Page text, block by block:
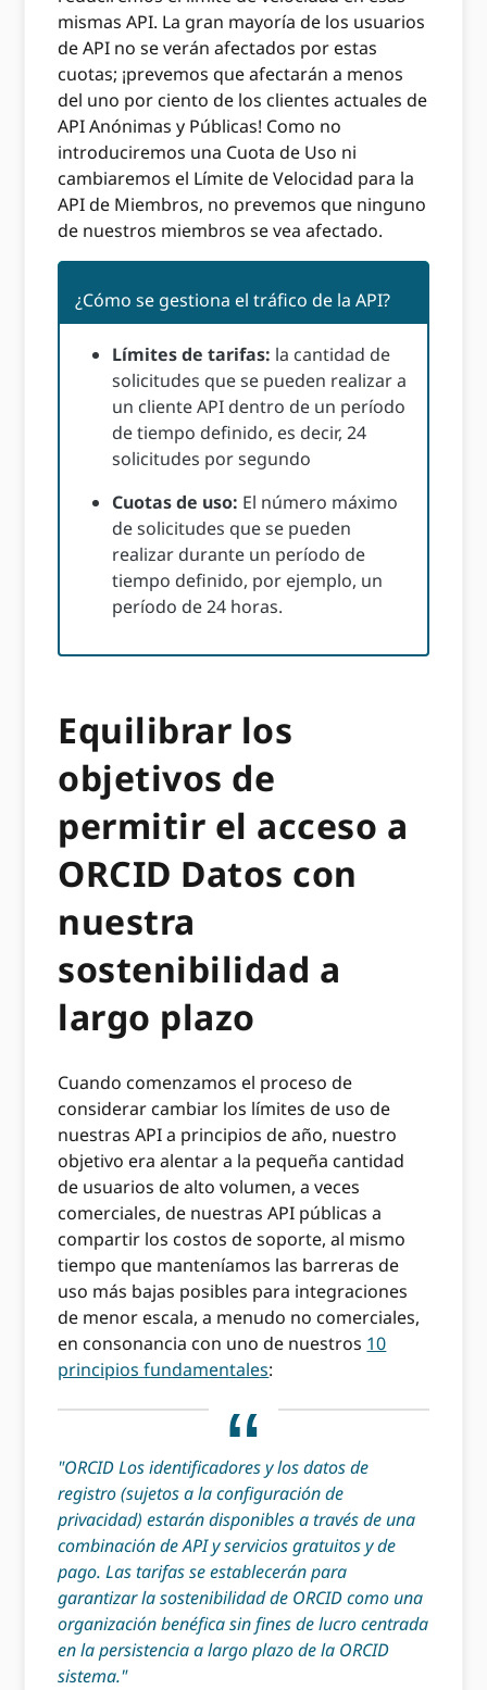
mismas API. La gran mayoría de los usuarios
de API no se verán afectados por estas
cuotas; ¡prevemos que afectarán a menos
del uno por ciento de los clientes actuales de
API Anónimas y Públicas! Como no
introduciremos una Cuota de Uso ni
cambiaremos el Límite de Velocidad para la
API de Miembros, no prevemos que ninguno
de nuestros miembros se vea afectado.
¿Cómo se gestiona el tráfico de la API?
Límites de tarifas: la cantidad de
solicitudes que se pueden realizar a
un cliente API dentro de un período
de tiempo definido, es decir, 24
solicitudes por segundo
Cuotas de uso: El número máximo
de solicitudes que se pueden
realizar durante un período de
tiempo definido, por ejemplo, un
período de 24 horas.
Equilibrar los
objetivos de
permitir el acceso a
ORCID Datos con
nuestra
sostenibilidad a
largo plazo
Cuando comenzamos el proceso de
considerar cambiar los límites de uso de
nuestras API a principios de año, nuestro
objetivo era alentar a la pequeña cantidad
de usuarios de alto volumen, a veces
comerciales, de nuestras API públicas a
compartir los costos de soporte, al mismo
tiempo que manteníamos las barreras de
uso más bajas posibles para integraciones
de menor escala, a menudo no comerciales,
en consonancia con uno de nuestros 10
principios fundamentales:
"ORCID Los identificadores y los datos de
registro (sujetos a la configuración de
privacidad) estarán disponibles a través de una
combinación de API y servicios gratuitos y de
pago. Las tarifas se establecerán para
garantizar la sostenibilidad de ORCID como una
organización benéfica sin fines de lucro centrada
en la persistencia a largo plazo de la ORCID
sistema."